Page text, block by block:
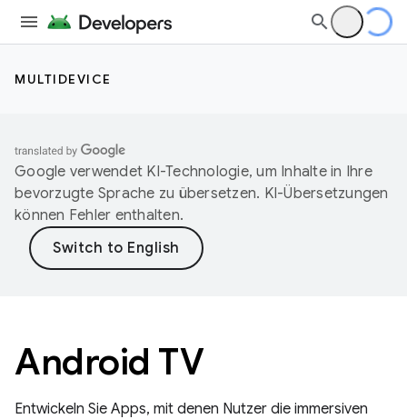
MULTIDEVICE
Google verwendet KI-Technologie, um Inhalte in Ihre
bevorzugte Sprache zu übersetzen. KI-Übersetzungen
können Fehler enthalten.
Android TV
Entwickeln Sie Apps, mit denen Nutzer die immersiven